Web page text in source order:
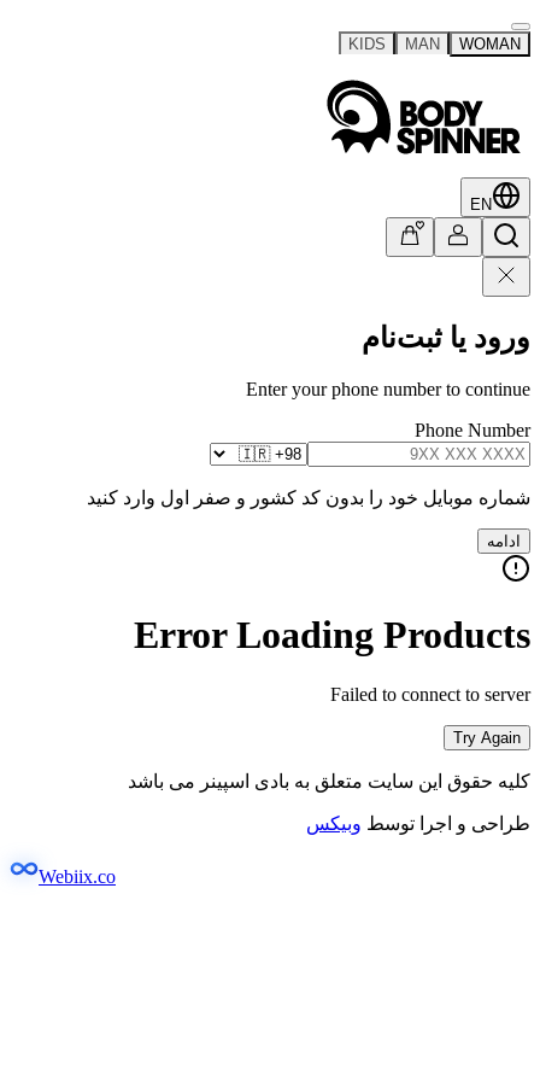
WOMAN
MAN
KIDS
EN
ورود یا ثبت‌نام
Enter your phone number to continue
Phone Number
شماره موبایل خود را بدون کد کشور و صفر اول وارد کنید
ادامه
Error Loading Products
Failed to connect to server
Try Again
کلیه حقوق این سایت متعلق به بادی اسپینر می باشد
طراحی و اجرا توسط وبیکس
Webiix.co